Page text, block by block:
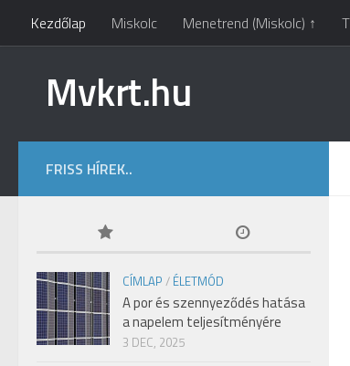
Kezdőlap Miskolc Menetrend (Miskolc) ↑
Mvkrt.hu
FRISS HÍREK..
CÍMLAP / ÉLETMÓD
A por és szennyeződés hatása
a napelem teljesítményére
3 DEC, 2025